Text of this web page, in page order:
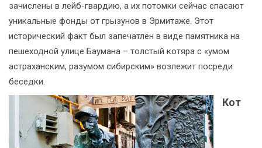
зачислены в лейб-гвардию, а их потомки сейчас спасают
уникальные фонды от грызунов в Эрмитаже. Этот
исторический факт был запечатлён в виде памятника на
пешеходной улице Баумана – толстый котяра с «умом
астраханским, разумом сибирским» возлежит посреди
беседки.
Кот